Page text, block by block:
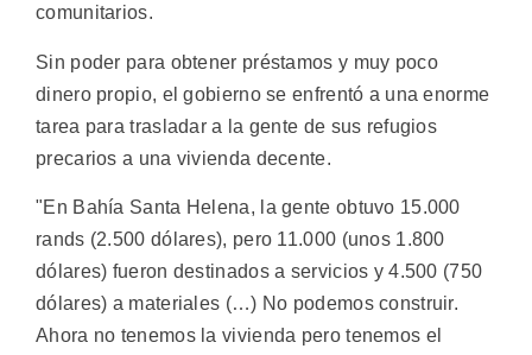
comunitarios.
Sin poder para obtener préstamos y muy poco
dinero propio, el gobierno se enfrentó a una enorme
tarea para trasladar a la gente de sus refugios
precarios a una vivienda decente.
"En Bahía Santa Helena, la gente obtuvo 15.000
rands (2.500 dólares), pero 11.000 (unos 1.800
dólares) fueron destinados a servicios y 4.500 (750
dólares) a materiales (…) No podemos construir.
Ahora no tenemos la vivienda pero tenemos el